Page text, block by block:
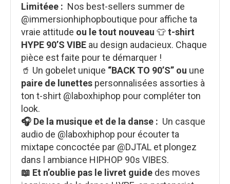
Limitéee : Nos best-sellers summer de
@immersionhiphopboutique pour affiche ta
vraie attitude ou le tout nouveau 👕t-shirt
HYPE 90’S VIBE au design audacieux. Chaque
pièce est faite pour te démarquer !
🥤 Un gobelet unique “BACK TO 90’S” ou une
paire de lunettes personnalisées assorties à
ton t-shirt @laboxhiphop pour compléter ton
look.
🎧 De la musique et de la danse : Un casque
audio de @laboxhiphop pour écouter ta
mixtape concoctée par @DJTAL et plongez
dans l ambiance HIPHOP 90s VIBES.
📖 Et n’oublie pas le livret guide des moves